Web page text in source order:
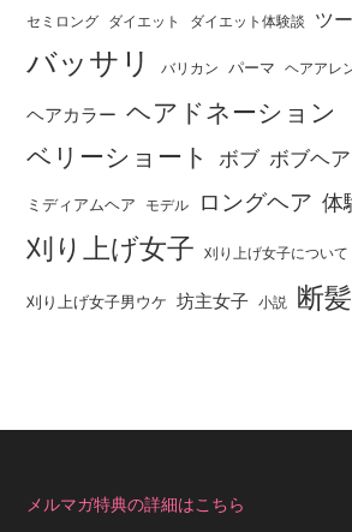
セミロング ダイエット ダイエット体験談 ツ
バッサリ バリカン パーマ ヘアアレ
ヘアカラー ヘアドネーション
ベリーショート
ボブ ボブヘア
ミディアムヘア モデル ロングヘア 体
刈り上げ女子 刈り上げ女子について
刈り上げ女子男ウケ 坊主女子 小説 断髪
メルマガ特典の詳細はこちら